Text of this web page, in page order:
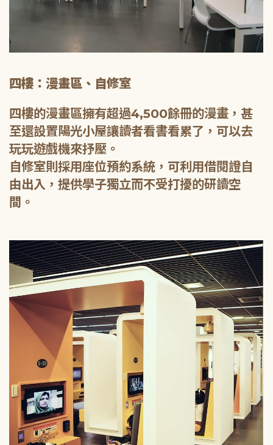
四樓：漫畫區、自修室
四樓的漫畫區擁有超過4,500餘冊的漫畫，甚
至還設置陽光小屋讓讀者看書看累了，可以去
玩玩遊戲機來抒壓。
自修室則採用座位預約系統，可利用借閱證自
由出入，提供學子獨立而不受打擾的研讀空
間。